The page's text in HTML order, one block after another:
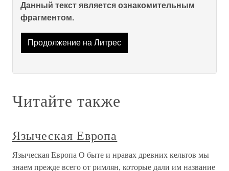
Данный текст является ознакомительным
фрагментом.
Продолжение на Литрес
Читайте также
Языческая Европа
Языческая Европа О быте и нравах древних кельтов мы
знаем прежде всего от римлян, которые дали им название